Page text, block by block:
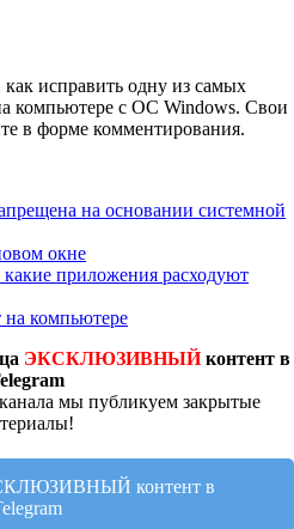
как исправить одну из самых
компьютере с ОС Windows. Свои
в форме комментирования.
на основании системной
окне
какие приложения расходуют
на компьютере
ЭКСКЛЮЗИВНЫЙконтент в
мы публикуем закрытые
контент в